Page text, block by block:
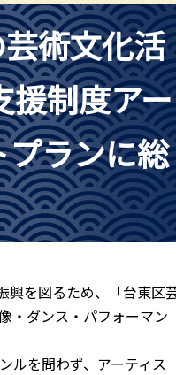
術文化活
制度アー
ランに総
興を図るため、「台東区
・ダンス・パフォーマン
ルを問わず、アーティス